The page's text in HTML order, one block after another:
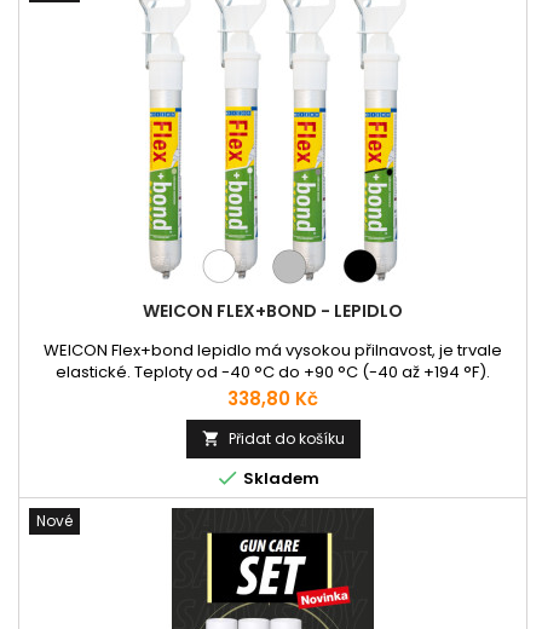
WEICON FLEX+BOND - LEPIDLO
WEICON Flex+bond lepidlo má vysokou přilnavost, je trvale
elastické. Teploty od -40 °C do +90 °C (-40 až +194 °F).
Schopnosti: Lepidlo je odolné proti klimatickým vlivům stabilní
v UV záření, přetíratelné na „mokrý“ podklad, umožňující
broušení, odolné proti stárnutí, odolné proti slané a sladké
vodě, je bez silikonů, izokyanátů, halogenů a rozpouštědel....
Cena
338,80 Kč
 Přidat do košíku
 Skladem
Nové